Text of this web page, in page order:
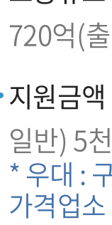
720억(
지원금액
일반) 5
* 우대 :
가격업소